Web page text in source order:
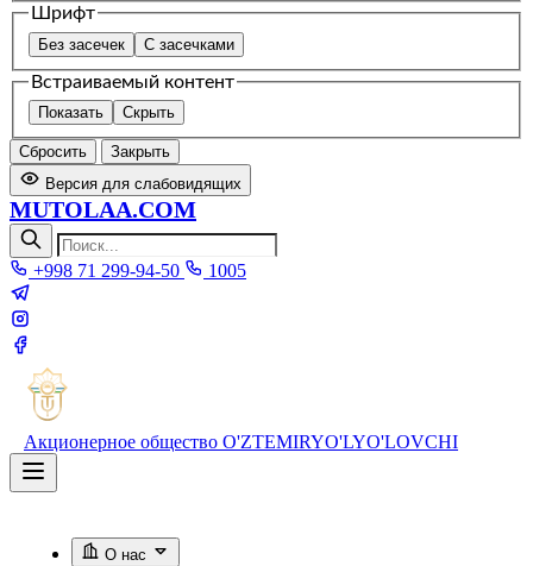
Шрифт
Без засечек С засечками
Встраиваемый контент
Показать Скрыть
Сбросить
Закрыть
Версия для слабовидящих
MUTOLAA.COM
+998 71 299-94-50 1005
Акционерное общество O'ZTEMIRYO'LYO'LOVCHI
О нас